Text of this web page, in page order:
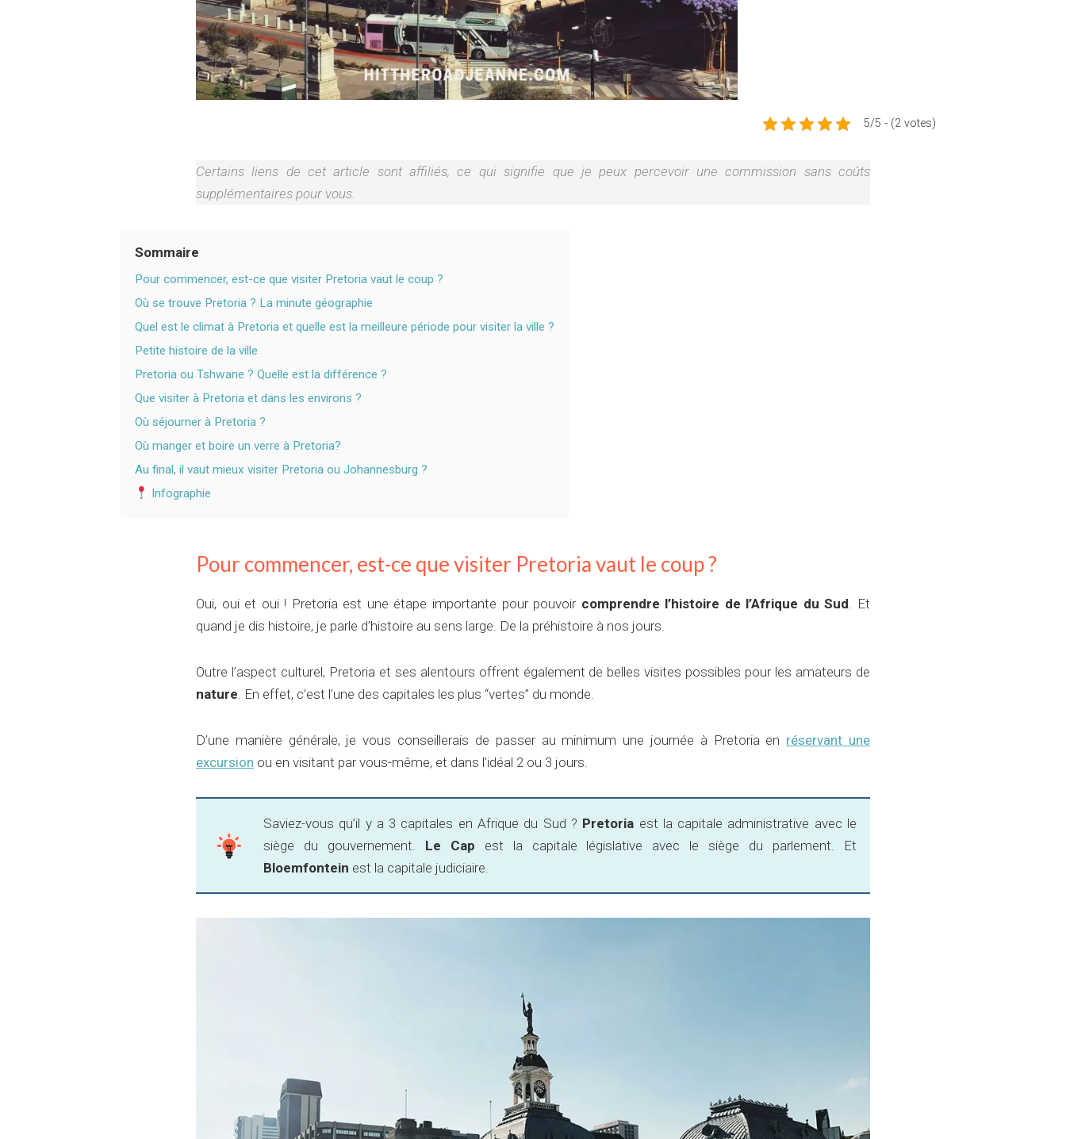
5/5 - (2 votes)
Certains liens de cet article sont affiliés, ce qui signifie que je peux percevoir une commission sans coûts
supplémentaires pour vous.
Sommaire
Pour commencer, est-ce que visiter Pretoria vaut le coup ?
Où se trouve Pretoria ? La minute géographie
Quel est le climat à Pretoria et quelle est la meilleure période pour visiter la ville ?
Petite histoire de la ville
Pretoria ou Tshwane ? Quelle est la différence ?
Que visiter à Pretoria et dans les environs ?
Où séjourner à Pretoria ?
Où manger et boire un verre à Pretoria?
Au final, il vaut mieux visiter Pretoria ou Johannesburg ?
Infographie
Pour commencer, est-ce que visiter Pretoria vaut le coup ?
Oui, oui et oui ! Pretoria est une étape importante pour pouvoircomprendre l’histoire de l’Afrique du Sud. Et
quand je dis histoire, je parle d’histoire au sens large. De la préhistoire à nos jours.
Outre l’aspect culturel, Pretoria et ses alentours offrent également de belles visites possibles pour les amateurs de
nature. En effet, c’est l’une des capitales les plus “vertes” du monde.
D’une manière générale, je vous conseillerais de passer au minimum une journée à Pretoria en réservant une
excursion ou en visitant par vous-même, et dans l’idéal 2 ou 3 jours.
Saviez-vous qu’il y a 3 capitales en Afrique du Sud ? Pretoria est la capitale administrative avec le
siège du gouvernement. Le Cap est la capitale législative avec le siège du parlement. Et
Bloemfontein est la capitale judiciaire.